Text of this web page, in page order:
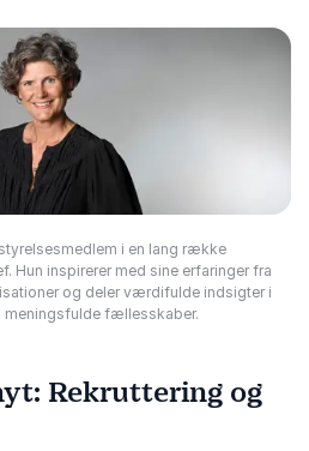
i en lang række
Hun inspirerer med sine erfaringer fra
og deler værdifulde indsigter i
meningsfulde fællesskaber.
Rekruttering og